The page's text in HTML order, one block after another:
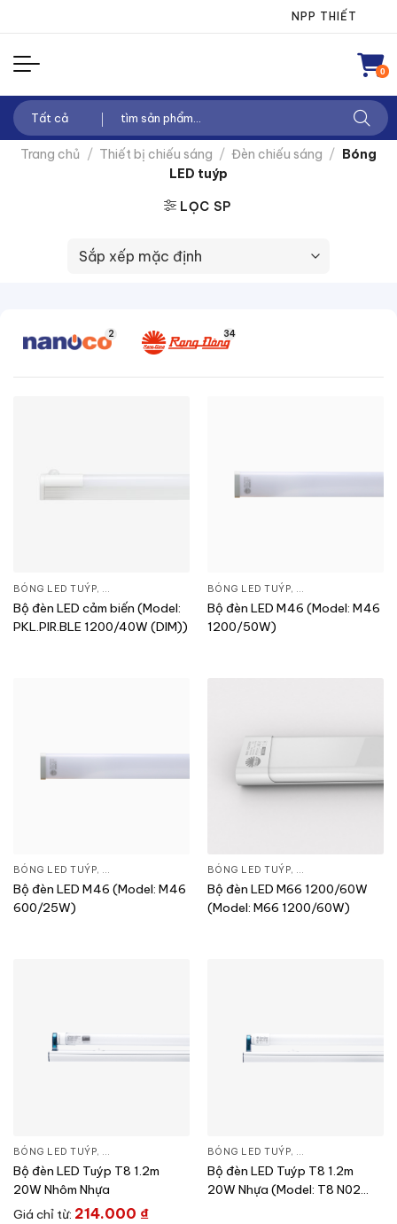
nội
dung
NPP THIẾT BỊ ĐIỆN
0
Tìm
kiếm:
Trang chủ / Thiết bị chiếu sáng / Đèn chiếu sáng / Bóng
LED tuýp
LỌC SP
2 34
BÓNG LED TUÝP, ĐÈN CHIẾU SÁNG THIẾT BỊ CHIẾU SÁNG
Bộ đèn LED cảm biến (Model:
PKL.PIR.BLE 1200/40W (DIM))
BÓNG LED TUÝP, ĐÈN CHIẾU SÁNG
Bộ đèn LED M46 (Model: M46
1200/50W)
BÓNG LED TUÝP, ĐÈN CHIẾU SÁNG THIẾT BỊ CHIẾU SÁNG
Bộ đèn LED M46 (Model: M46
600/25W)
BÓNG LED TUÝP, ĐÈN CHIẾU SÁNG
Bộ đèn LED M66 1200/60W
(Model: M66 1200/60W)
BÓNG LED TUÝP, ĐÈN CHIẾU SÁNG THIẾT BỊ CHIẾU SÁNG
Bộ đèn LED Tuýp T8 1.2m
20W Nhôm Nhựa
Giá chỉ từ: 214.000 ₫
BÓNG LED TUÝP, ĐÈN CHIẾU SÁNG
Bộ đèn LED Tuýp T8 1.2m
20W Nhựa (Model: T8 N02